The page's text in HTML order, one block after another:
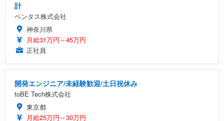
計
ベンタス株式会社
神奈川県
月給31万円～45万円
正社員
開発エンジニア/未経験歓迎/土日祝休み
toBE Tech株式会社
東京都
月給25万円～30万円